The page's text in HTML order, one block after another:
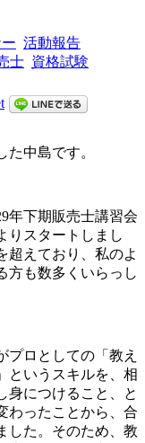
活動報告
士 資格試験
中島です。
年下期販売士講習会
りスタートしまし
超えており、私のよ
方も数多くいらっし
プロとしての「教え
というスキルを、相
身につけること、と
わったことから、合
した。そのため、教